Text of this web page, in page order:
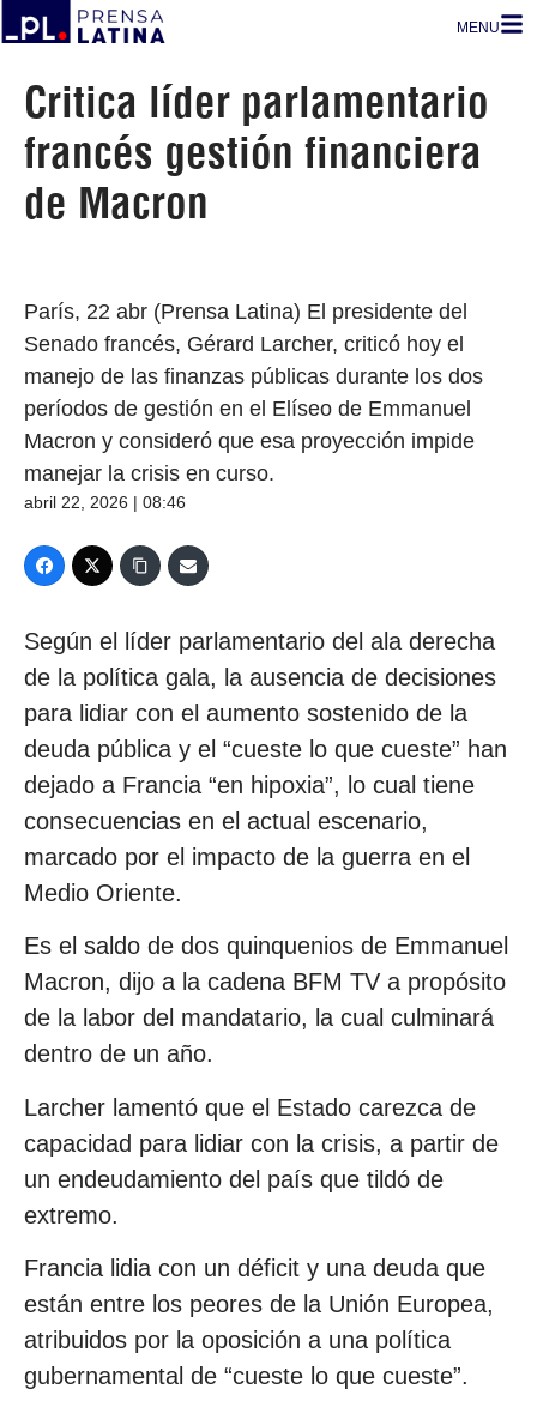
MENU
Critica líder parlamentario
francés gestión financiera
de Macron
París, 22 abr (Prensa Latina) El presidente del
Senado francés, Gérard Larcher, criticó hoy el
manejo de las finanzas públicas durante los dos
períodos de gestión en el Elíseo de Emmanuel
Macron y consideró que esa proyección impide
manejar la crisis en curso.
abril 22, 2026 | 08:46
Según el líder parlamentario del ala derecha
de la política gala, la ausencia de decisiones
para lidiar con el aumento sostenido de la
deuda pública y el “cueste lo que cueste” han
dejado a Francia “en hipoxia”, lo cual tiene
consecuencias en el actual escenario,
marcado por el impacto de la guerra en el
Medio Oriente.
Es el saldo de dos quinquenios de Emmanuel
Macron, dijo a la cadena BFM TV a propósito
de la labor del mandatario, la cual culminará
dentro de un año.
Larcher lamentó que el Estado carezca de
capacidad para lidiar con la crisis, a partir de
un endeudamiento del país que tildó de
extremo.
Francia lidia con un déficit y una deuda que
están entre los peores de la Unión Europea,
atribuidos por la oposición a una política
gubernamental de “cueste lo que cueste”.